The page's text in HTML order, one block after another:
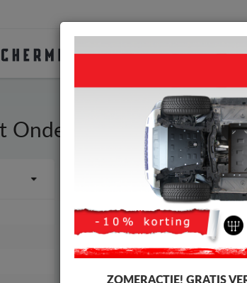
BESCHERMPLAAT
Onder Auto Lexus UX
Beschermplaat voor de motor en
Motor beschermplaat, 2-3 mm
-4%
ZOMERACTIE! GRATIS